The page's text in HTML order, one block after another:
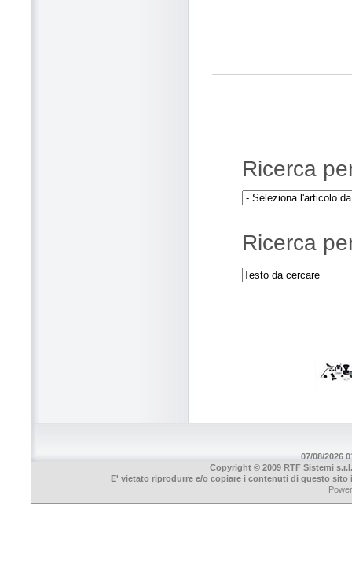
Ricerca
Ricerca
07/08/2026
Copyright © 2009 RTF Sistemi
E' vietato riprodurre e/o copiare i contenuti di questo